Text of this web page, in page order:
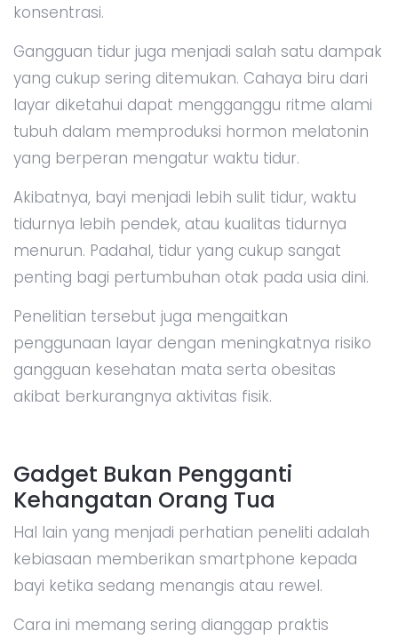
konsentrasi.
Gangguan tidur juga menjadi salah satu dampak
yang cukup sering ditemukan. Cahaya biru dari
layar diketahui dapat mengganggu ritme alami
tubuh dalam memproduksi hormon melatonin
yang berperan mengatur waktu tidur.
Akibatnya, bayi menjadi lebih sulit tidur, waktu
tidurnya lebih pendek, atau kualitas tidurnya
menurun. Padahal, tidur yang cukup sangat
penting bagi pertumbuhan otak pada usia dini.
Penelitian tersebut juga mengaitkan
penggunaan layar dengan meningkatnya risiko
gangguan kesehatan mata serta obesitas
akibat berkurangnya aktivitas fisik.
Gadget Bukan Pengganti
Kehangatan Orang Tua
Hal lain yang menjadi perhatian peneliti adalah
kebiasaan memberikan smartphone kepada
bayi ketika sedang menangis atau rewel.
Cara ini memang sering dianggap praktis